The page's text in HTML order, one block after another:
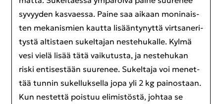
sy­vyy­den kas­vaes­sa. Paine saa ai­kaan mo­ni­nais­
ten me­ka­nis­mien kaut­ta li­sään­ty­nyt­tä virt­sa­ne­ri­
tys­tä al­tis­taen su­kel­ta­jan nes­te­hu­kal­le. Kylmä
vesi vielä lisää tätä vai­ku­tus­ta, ja nes­te­hu­kan
riski en­ti­ses­tään suu­re­nee. Su­kel­ta­ja voi me­net­
tää tun­nin su­kel­luk­sel­la jopa yli 2 kg pai­nos­taan.
Kun nes­tet­tä pois­tuu eli­mis­tös­tä, joh­taa se